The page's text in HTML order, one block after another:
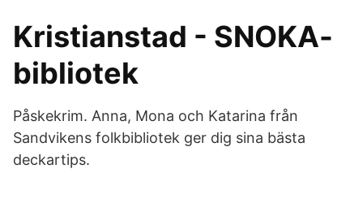
Kristianstad - SNOKA-
bibliotek
Påskekrim. Anna, Mona och Katarina från
Sandvikens folkbibliotek ger dig sina bästa
deckartips.